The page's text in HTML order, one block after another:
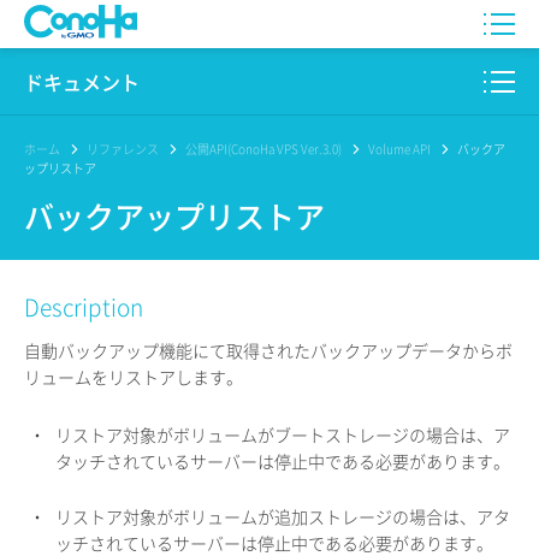
WING
Pencil
サービス一覧
サポート
ログイン
ドキュメント
このサイトについて
プロダクト
リファレンス
リリースノート
ホーム リファレンス 公開API(ConoHa VPS Ver.3.0) Volume API
バックア
ップリストア
バックアップリストア
Description
自動バックアップ機能にて取得されたバックアップデータからボ
リュームをリストアします。
・
リストア対象がボリュームがブートストレージの場合は、ア
タッチされているサーバーは停止中である必要があります。
・
リストア対象がボリュームが追加ストレージの場合は、アタ
ッチされているサーバーは停止中である必要があります。